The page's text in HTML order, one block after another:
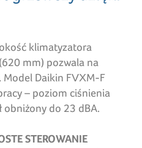
klimatyzatora
mm) pozwala na
Daikin FVXM-F
– poziom ciśnienia
obniżony do 23 dBA.
STEROWANIE